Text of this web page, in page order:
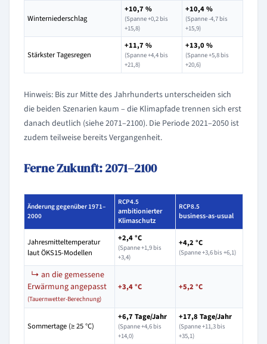
Winterniederschlag
+10,7 %
(Spanne +0,2 bis
+15,8)
+10,4 %
(Spanne -4,7 bis
+15,9)
Stärkster Tagesregen
+11,7 %
(Spanne +4,4 bis
+21,8)
+13,0 %
(Spanne +5,8 bis
+20,6)
Hinweis: Bis zur Mitte des Jahrhunderts unterscheiden sich
die beiden Szenarien kaum – die Klimapfade trennen sich erst
danach deutlich (siehe 2071–2100). Die Periode 2021–2050 ist
zudem teilweise bereits Vergangenheit.
Ferne Zukunft: 2071–2100
Änderung gegenüber 1971–
2000
RCP4.5
ambitionierter
Klimaschutz
RCP8.5
business-as-usual
Jahresmitteltemperatur
laut ÖKS15-Modellen
+2,4 °C
(Spanne +1,9 bis
+3,4)
+4,2 °C
(Spanne +3,6 bis +6,1)
↳ an die gemessene
Erwärmung angepasst
(Tauernwetter-Berechnung)
+3,4 °C +5,2 °C
Sommertage (≥ 25 °C)
+6,7 Tage/Jahr
(Spanne +4,6 bis
+14,0)
+17,8 Tage/Jahr
(Spanne +11,3 bis
+35,1)